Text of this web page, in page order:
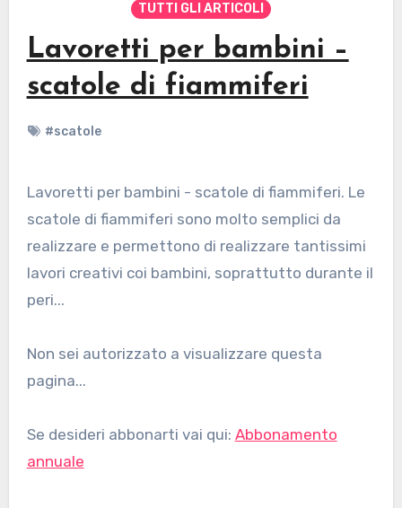
TUTTI GLI ARTICOLI
Lavoretti per bambini –
scatole di fiammiferi
#scatole
Lavoretti per bambini - scatole di fiammiferi. Le
scatole di fiammiferi sono molto semplici da
realizzare e permettono di realizzare tantissimi
lavori creativi coi bambini, soprattutto durante il
peri...
Non sei autorizzato a visualizzare questa
pagina...
Se desideri abbonarti vai qui: Abbonamento
annuale